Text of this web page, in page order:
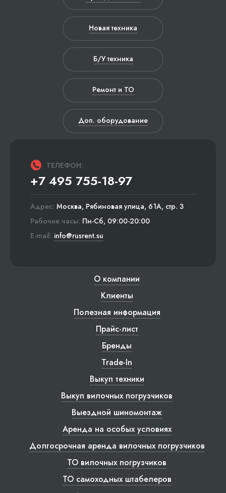
Новая техника
Б/У техника
Ремонт и ТО
Доп. оборудование
ТЕЛЕФОН:
+7 495 755-18-97
Адрес: Москва, Рябиновая улица, 61А, стр. 3
Рабочие часы: Пн-Сб, 09:00-20:00
E-mail: info@rusrent.su
О компании
Клиенты
Полезная информация
Прайс-лист
Бренды
Trade-In
Выкуп техники
Выкуп вилочных погрузчиков
Выездной шиномонтаж
Аренда на особых условиях
Долгосрочная аренда вилочных погрузчиков
ТО вилочных погрузчиков
ТО самоходных штабелеров